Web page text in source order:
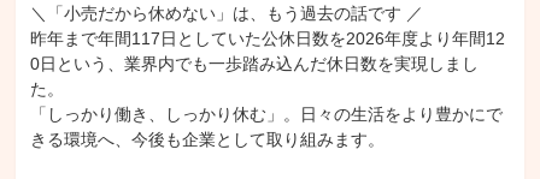
＼「小売だから休めない」は、もう過去の話です ／
昨年まで年間117日としていた公休日数を2026年度より年間12
0日という、業界内でも一歩踏み込んだ休日数を実現しまし
た。
「しっかり働き、しっかり休む」。日々の生活をより豊かにで
きる環境へ、今後も企業として取り組みます。